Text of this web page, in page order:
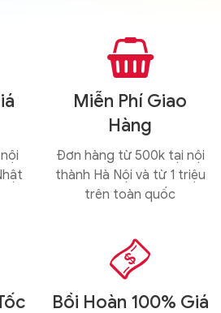

Miễn Phí Giao
Hàng
Đơn hàng từ 500k tại nội
thành Hà Nội và từ 1 triệu
trên toàn quốc

Bồi Hoàn 100% Giá